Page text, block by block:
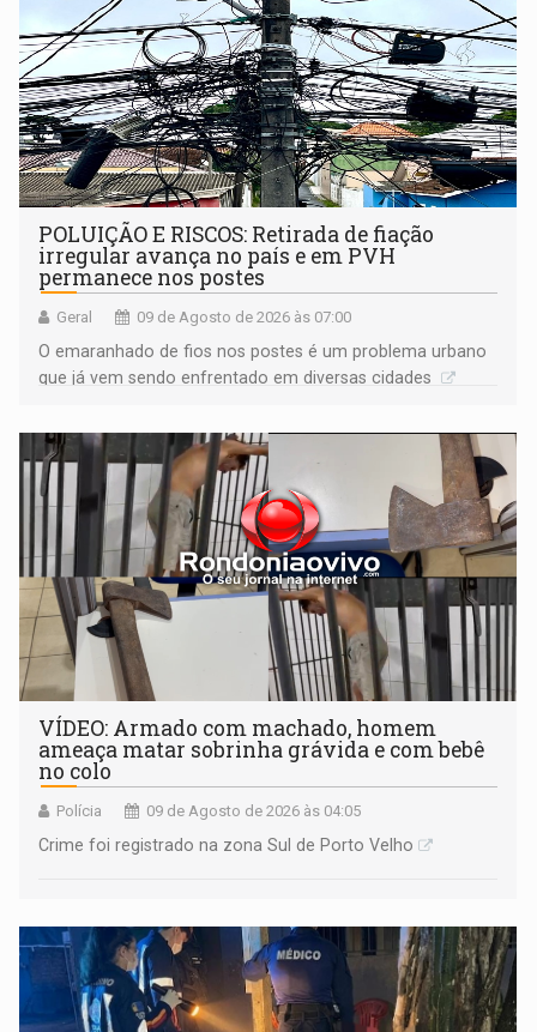
POLUIÇÃO E RISCOS: Retirada de fiação
irregular avança no país e em PVH
permanece nos postes
Geral 09 de Agosto de 2026 às 07:00
O emaranhado de fios nos postes é um problema urbano
que já vem sendo enfrentado em diversas cidades
VÍDEO: Armado com machado, homem
ameaça matar sobrinha grávida e com bebê
no colo
Polícia 09 de Agosto de 2026 às 04:05
Crime foi registrado na zona Sul de Porto Velho